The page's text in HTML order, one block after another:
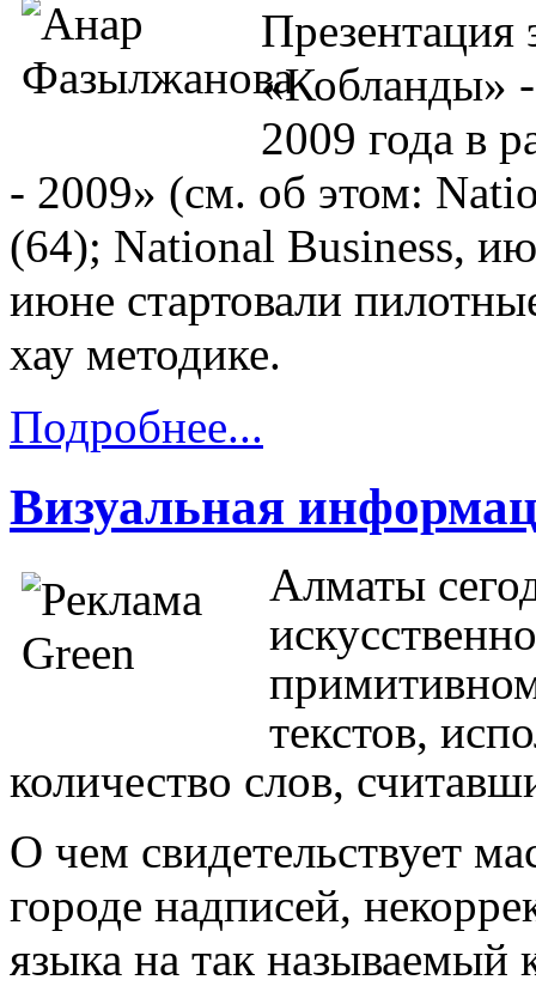
Презентация
«Кобланды» -
2009 года в
- 2009» (см. об этом:
(64); National Business,
июне стартовали
хау методике.
Подробнее...
Визуальная
Алматы
текстов,
количество слов,
О чем свидетельствует
городе надписей,
языка на так называемый